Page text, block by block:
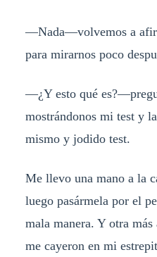
—Nada—volvemos a
para mirarnos poco
—¿Y esto qué
mostrándonos mi test y
mismo y jodido test.
Me llevo una mano a la
luego pasármela por el
mala manera. Y otra
me cayeron en mi